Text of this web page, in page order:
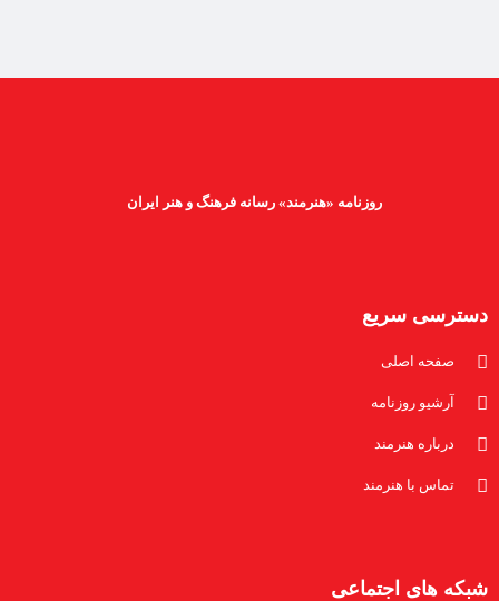
روزنامه «هنرمند» رسانه فرهنگ و هنر ایران
دسترسی سریع
صفحه اصلی
آرشیو روزنامه
درباره هنرمند
تماس با هنرمند
شبکه های اجتماعی